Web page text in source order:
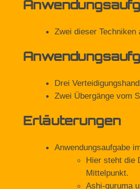
Zwei dieser
Drei
Zwei Übergänge vom
Erläuterungen
Anwendungsaufgabe
Hier steht die
Mittelpunkt.
Ashi-guruma